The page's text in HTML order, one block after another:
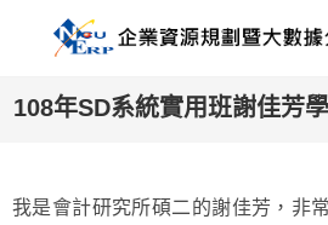
108年SD系統實用班謝佳芳
我是會計研究所碩二的謝佳芳，非